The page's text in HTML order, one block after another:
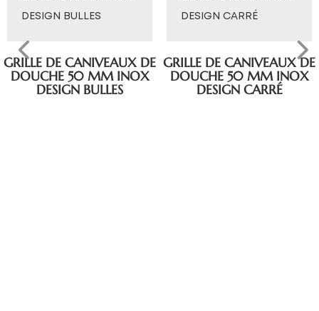
GRILLE DE CANIVEAUX DE
DOUCHE 50 MM INOX
DESIGN BULLES
GRILLE DE CANIVEAUX DE
DOUCHE 50 MM INOX
DESIGN CARRÉ